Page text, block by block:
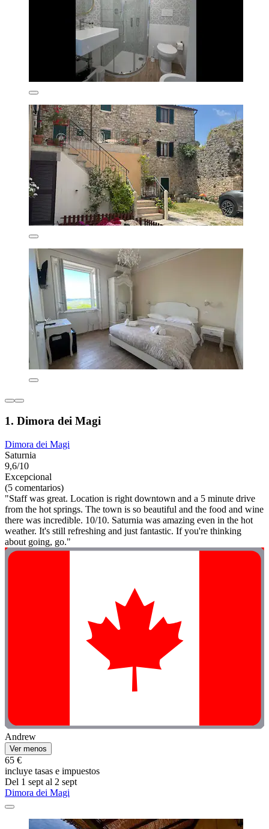
1. Dimora dei Magi
Dimora dei Magi
Saturnia
9,6/10
Excepcional
(5 comentarios)
"Staff was great. Location is right downtown and a 5 minute drive
from the hot springs. The town is so beautiful and the food and wine
there was incredible. 10/10. Saturnia was amazing even in the hot
weather. It's still refreshing and just fantastic. If you're thinking
about going, go."
Andrew
Ver menos
65 €
incluye tasas e impuestos
Del 1 sept al 2 sept
Dimora dei Magi